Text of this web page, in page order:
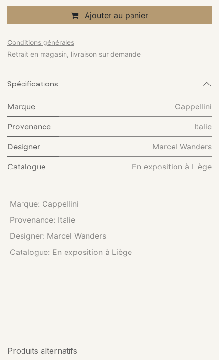
Ajouter au panier
Conditions générales
Retrait en magasin, livraison sur demande
Spécifications
Marque Cappellini
Provenance Italie
Designer Marcel Wanders
Catalogue En exposition à Liège
Marque: Cappellini
Provenance: Italie
Designer: Marcel Wanders
Catalogue: En exposition à Liège
Produits alternatifs